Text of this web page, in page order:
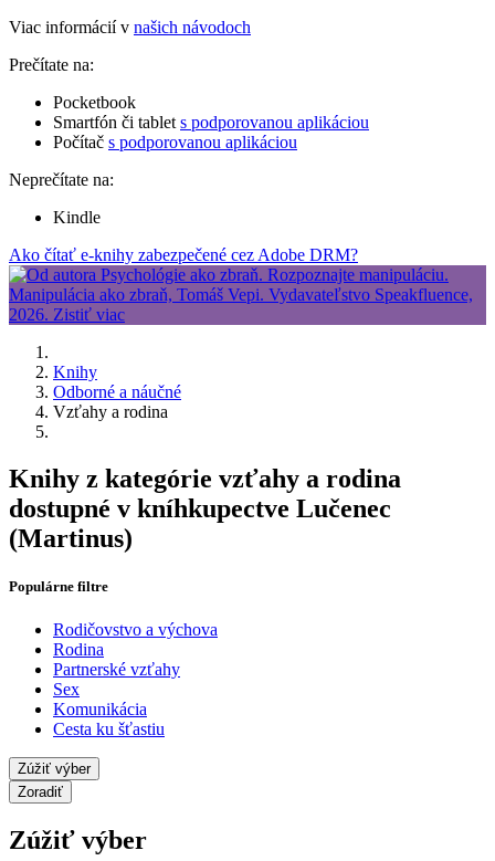
Viac informácií v našich návodoch
Prečítate na:
Pocketbook
Smartfón či tablet s podporovanou aplikáciou
Počítač s podporovanou aplikáciou
Neprečítate na:
Kindle
Ako čítať e-knihy zabezpečené cez Adobe DRM?
Knihy
Odborné a náučné
Vzťahy a rodina
Knihy z kategórie vzťahy a rodina
dostupné v kníhkupectve Lučenec
(Martinus)
Populárne filtre
Rodičovstvo a výchova
Rodina
Partnerské vzťahy
Sex
Komunikácia
Cesta ku šťastiu
Zúžiť výber
Zoradiť
Zúžiť výber